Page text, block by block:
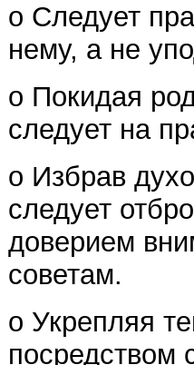
o Следует
нему, а не
o Покидая
следует на
o Избрав
следует
доверием
советам.
o Укрепляя
посредством